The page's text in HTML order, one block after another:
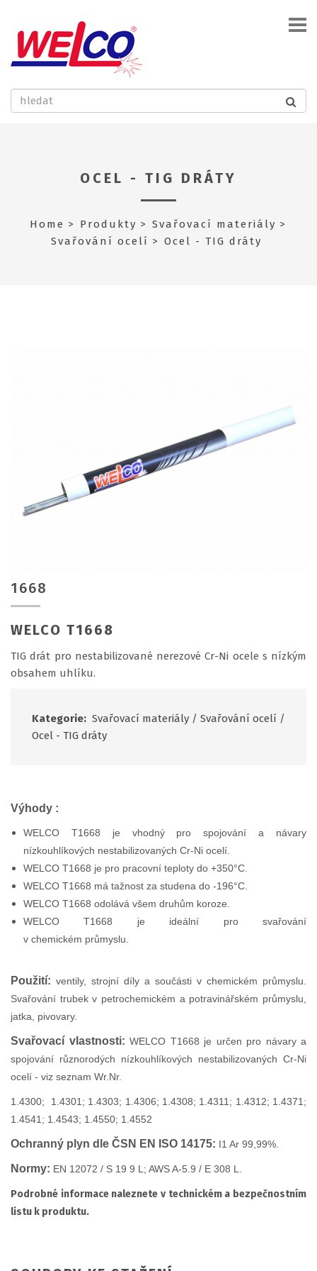
OCEL - TIG DRÁTY
Home Produkty
Svařovací materiály
Svařování ocelí
Ocel - TIG dráty
1668
WELCO T1668
TIG drát pro nestabilizované nerezové Cr-Ni ocele s nízkým
obsahem uhlíku.
Kategorie: Svařovací materiály / Svařování ocelí /
Ocel - TIG dráty
Výhody :
WELCO T1668 je vhodný pro spojování a návary
nízkouhlíkových nestabilizovaných Cr-Ni ocelí.
WELCO T1668 je pro pracovní teploty do +350°C.
WELCO T1668 má tažnost za studena do -196°C.
WELCO T1668 odolává všem druhům koroze.
WELCO T1668 je ideální pro svařování
v chemickém průmyslu.
Použití: ventily, strojní díly a součásti v chemickém průmyslu.
Svařování trubek v petrochemickém a potravinářském průmyslu,
jatka, pivovary.
Svařovací vlastnosti: WELCO T1668 je určen pro návary a
spojování různorodých nízkouhlíkových nestabilizovaných Cr-Ni
ocelí - viz seznam Wr.Nr.
1.4300; 1.4301; 1.4303; 1.4306; 1.4308; 1.4311; 1.4312; 1.4371;
1.4541; 1.4543; 1.4550; 1.4552
Ochranný plyn dle ČSN EN ISO 14175: I1 Ar 99,99%.
Normy: EN 12072 / S 19 9 L; AWS A-5.9 / E 308 L.
Podrobné informace naleznete v technickém a bezpečnostním
listu k produktu.